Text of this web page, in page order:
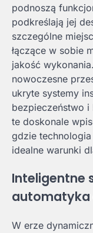
podnoszą
podkreślają jej
szczególne
łączące w sobie
jakość
nowoczesne
ukryte systemy
bezpieczeństwo
te doskonale
gdzie
idealne warunki
Inteligentne
automatyka
W erze